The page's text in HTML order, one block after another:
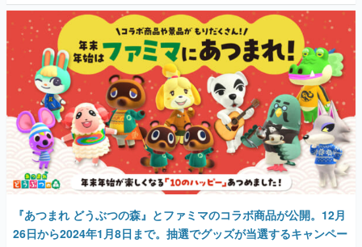
『あつまれ どうぶつの森』とファミマのコラボ商品が公開。12月
26日から2024年1月8日まで。抽選でグッズが当選するキャンペー